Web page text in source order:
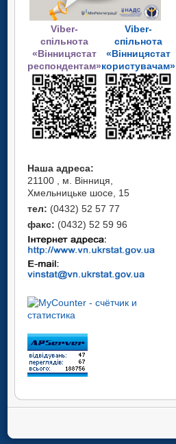
Viber-
спільнота
«Вінницястат
респондентам»
Viber-
спільнота
«Вінницястат
користувачам»
Наша адреса:
21100 , м. Вінниця,
Хмельницьке шосе, 15
тел: (0432) 52 57 77
факс: (0432) 52 59 96